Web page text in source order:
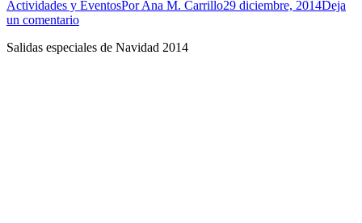
Actividades y EventosPorAna M. Carrillo29 diciembre, 2014Deja
un comentario
Salidas especiales de Navidad 2014